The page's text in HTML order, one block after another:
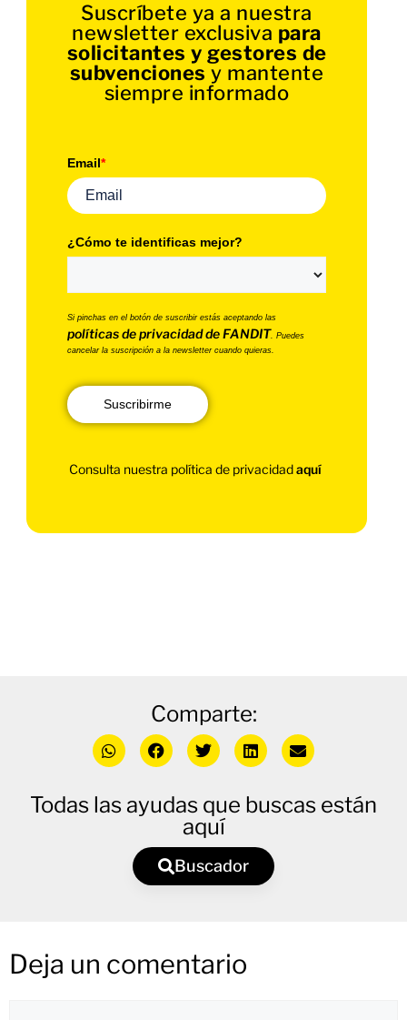
Suscríbete ya a nuestra
newsletter exclusiva para
solicitantes y gestores de
subvenciones y mantente
siempre informado
Email*
¿Cómo te identificas mejor?
Si pinchas en el botón de suscribir estás aceptando las
políticas de privacidad de FANDIT. Puedes
cancelar la suscripción a la newsletter cuando quieras.
Suscribirme
Consulta nuestra política de privacidadaquí
Comparte:
Todas las ayudas que buscas están
aquí
Buscador
Deja un comentario